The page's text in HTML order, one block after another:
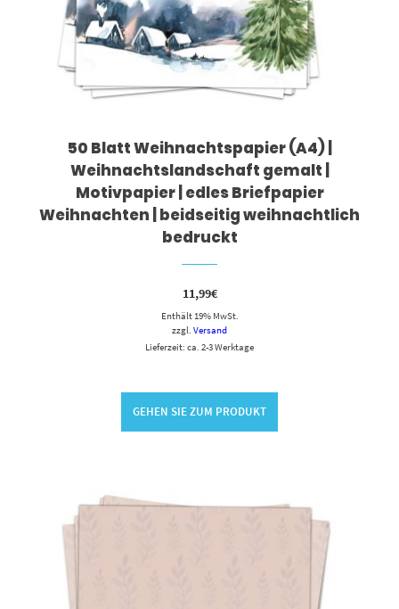
50 Blatt Weihnachtspapier (A4) |
Weihnachtslandschaft gemalt |
Motivpapier | edles Briefpapier
Weihnachten | beidseitig weihnachtlich
bedruckt
11,99€
Enthält 19% MwSt.
zzgl. Versand
Lieferzeit: ca. 2-3 Werktage
GEHEN SIE ZUM PRODUKT